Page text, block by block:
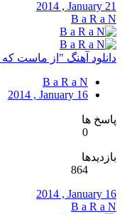
2014 , January 21
B a R a N
دانلود آهنگ "از ماست
B a R a N
2014 , January 16
پاسخ ها
0
بازدیدها
864
2014 , January 16
B a R a N